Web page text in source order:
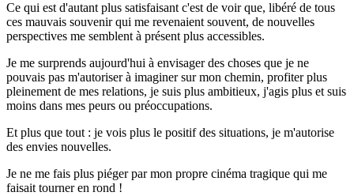
Ce qui est d'autant plus satisfaisant c'est de voir que, libéré de tous
ces mauvais souvenir qui me revenaient souvent, de nouvelles
perspectives me semblent à présent plus accessibles.
Je me surprends aujourd'hui à envisager des choses que je ne
pouvais pas m'autoriser à imaginer sur mon chemin, profiter plus
pleinement de mes relations, je suis plus ambitieux, j'agis plus et suis
moins dans mes peurs ou préoccupations.
Et plus que tout : je vois plus le positif des situations, je m'autorise
des envies nouvelles.
Je ne me fais plus piéger par mon propre cinéma tragique qui me
faisait tourner en rond !